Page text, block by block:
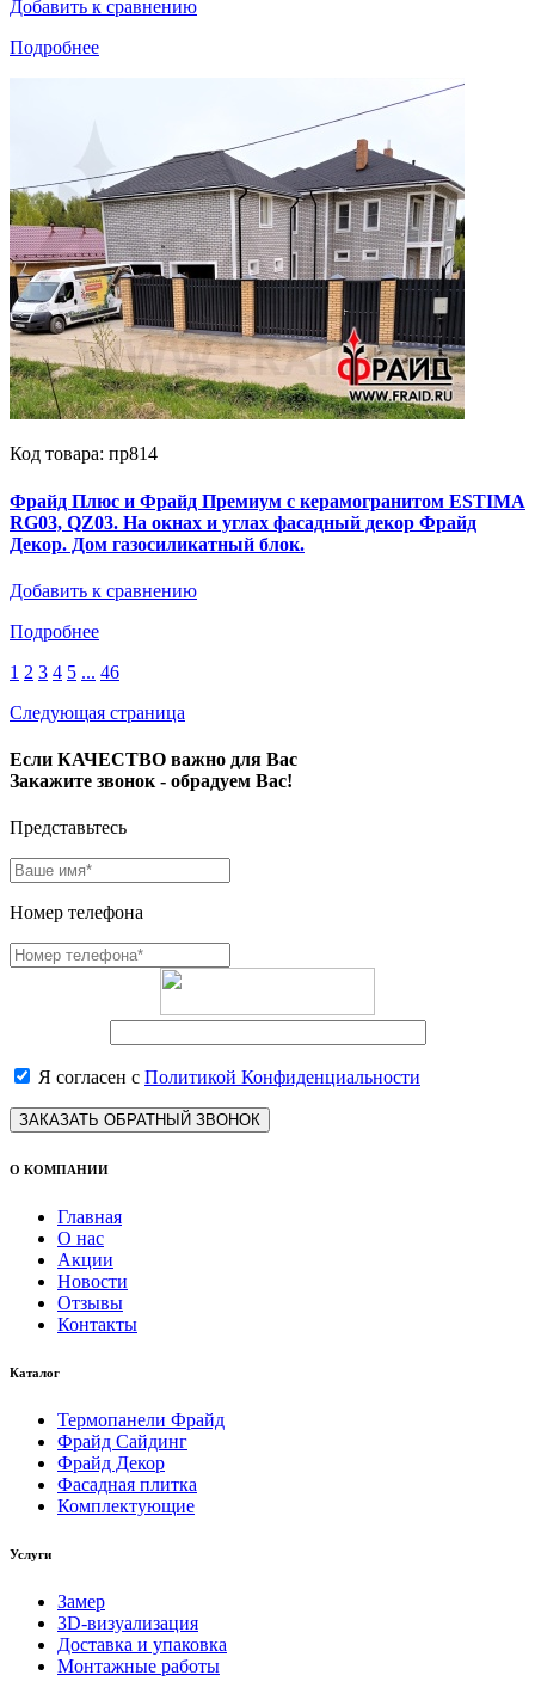
Добавить к сравнению
Подробнее
Код товара: пр814
Фрайд Плюс и Фрайд Премиум с керамогранитом ESTIMA
RG03, QZ03. На окнах и углах фасадный декор Фрайд
Декор. Дом газосиликатный блок.
Добавить к сравнению
Подробнее
1 2 3 4 5 ... 46
Следующая страница
Если КАЧЕСТВО важно для Вас
Закажите звонок - обрадуем Вас!
Представьтесь
Номер телефона
Я согласен с Политикой Конфиденциальности
ЗАКАЗАТЬ ОБРАТНЫЙ ЗВОНОК
О КОМПАНИИ
Главная
О нас
Акции
Новости
Отзывы
Контакты
Каталог
Термопанели Фрайд
Фрайд Сайдинг
Фрайд Декор
Фасадная плитка
Комплектующие
Услуги
Замер
3D-визуализация
Доставка и упаковка
Монтажные работы